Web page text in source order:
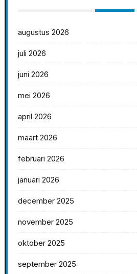
augustus 2026
juli 2026
juni 2026
mei 2026
april 2026
maart 2026
februari 2026
januari 2026
december 2025
november 2025
oktober 2025
september 2025